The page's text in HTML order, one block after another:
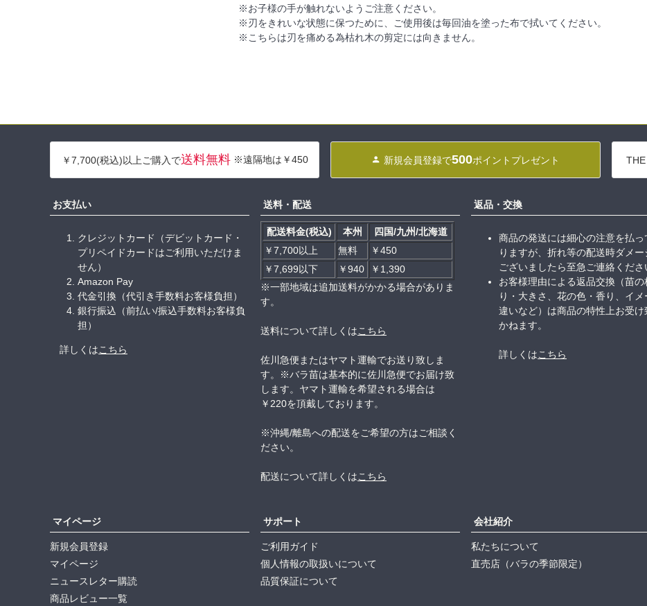
※お子様の手が触れないようご注意ください。
※刃をきれいな状態に保つために、ご使用後は毎回油を塗った布で拭いてください。
※こちらは刃を痛める為枯れ木の剪定には向きません。
￥7,700(税込)以上ご購入で送料無料※遠隔地は￥450 新規会員登録で500ポイントプレゼント
お支払い
クレジットカード（デビットカード・
プリペイドカードはご利用いただけま
せん）
Amazon Pay
代金引換（代引き手数料お客様負担）
銀行振込（前払い/振込手数料お客様負
担）
詳しくはこちら
送料・配送
配送料金(税込) 本州
四国/九州/北海道
￥7,700以上
無料
￥450
￥7,699以下
￥940
￥1,390
※一部地域は追加送料がかかる場合がありま
す。
送料について詳しくはこちら
佐川急便またはヤマト運輸でお送り致しま
す。※バラ苗は基本的に佐川急便でお届け致
します。ヤマト運輸を希望される場合は
￥220を頂戴しております。
※沖縄/離島への配送をご希望の方はご相談く
ださい。
配送について詳しくはこちら
返品・交換
商品の発送には細心の注意を払っ
りますが、折れ等の配送時ダメー
ございましたら至急ご連絡くださ
お客様理由による返品交換（苗の
り・大きさ、花の色・香り、イメ
違いなど）は商品の特性上お受け
かねます。
詳しくはこちら
マイページ
新規会員登録
マイページ
ニュースレター購読
商品レビュー一覧
サポート
ご利用ガイド
個人情報の取扱いについて
品質保証について
会社紹介
私たちについて
直売店（バラの季節限定）